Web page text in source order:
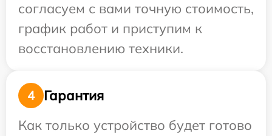
согласуем с вами точную стоимость,
график работ и приступим к
восстановлению техники.
4
Гарантия
Как только устройство будет готово